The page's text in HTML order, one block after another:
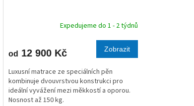
R
M
A
Expedujeme do 1 - 2 týdnů
od 12 900 Kč Zobrazit
Luxusní matrace ze speciálních pěn
kombinuje dvouvrstvou konstrukci pro
ideální vyvážení mezi měkkostí a oporou.
Nosnost až 150 kg.